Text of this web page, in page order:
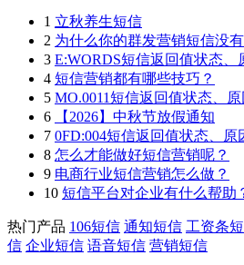
1 立秋养生短信
2 为什么你的群发营销短信没
3 E:WORDS短信返回值状态
4 短信营销都有哪些技巧？
5 MO.0011短信返回值状态、
6
【2026】中秋节放假通知
7 0FD:004短信返回值状态、
8 怎么才能做好短信营销呢？
9 电商行业短信营销怎么做？
10 短信平台对企业有什么帮助
热门产品 106短信 通知短信 工资条
信 企业短信 语音短信 营销短信